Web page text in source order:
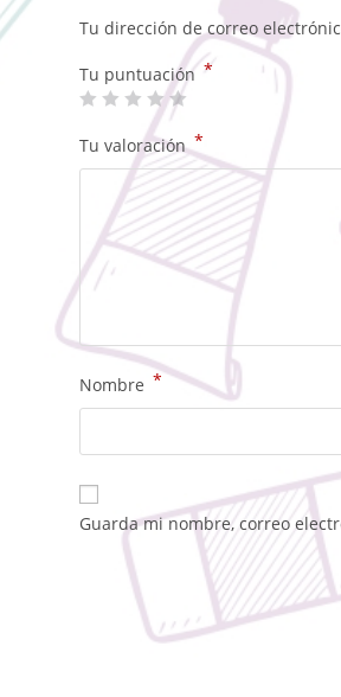
Tu dirección de correo
Tu puntuación *
Tu valoración*
Nombre *
Guarda mi nombre, correo